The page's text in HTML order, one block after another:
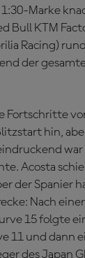
Marke
Bull KTM
Racing)
der
Fortschritte
hin,
Acosta
der Spanier
Nach
15 folgte
11 und dann
des Japan